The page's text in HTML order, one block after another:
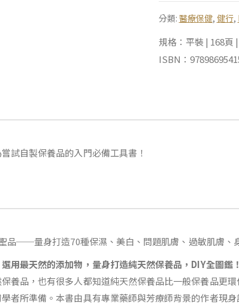
分類: 醫療保健, 健行,
規格：平裝 | 168頁
ISBN：
試自製保養品的入門必備工具書！
品──量身打造70種保濕、美白、問題肌膚、過敏肌膚、
用最天然的添加物，量身打造純天然保養品，DIY全圖鑑！
養品，也有很多人都知道純天然保養品比一般保養品更
者所準備。本書由具有專業藥師與芳療師背景的作者現